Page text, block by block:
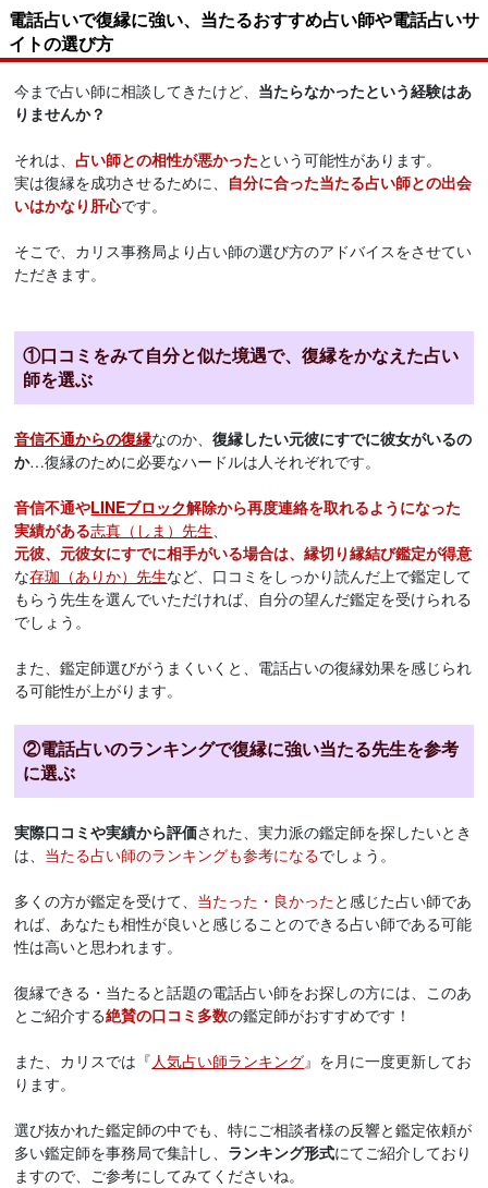
電話占いで復縁に強い、当たるおすすめ占い師や電話占いサ
イトの選び方
今まで占い師に相談してきたけど、 当たらなかったという経験はあ
りませんか？
それは、占い師との相性が悪かったという可能性があります。
実は復縁を成功させるために、 自分に合った当たる占い師との出会
いはかなり肝心です。
そこで、カリス事務局より占い師の選び方のアドバイスをさせてい
ただきます。
①口コミをみて自分と似た境遇で、復縁をかなえた占い
師を選ぶ
音信不通からの復縁なのか、復縁したい元彼にすでに彼女がいるの
か…復縁のために必要なハードルは人それぞれです。
音信不通やLINEブロック解除から再度連絡を取れるようになった
実績がある志真（しま）​先生、
元彼、元彼女にすでに相手がいる場合は、縁切り縁結び鑑定が得意
な存珈（ありか）先生など、口コミをしっかり読んだ上で鑑定して
もらう先生を選んでいただければ、自分の望んだ鑑定を受けられる
でしょう。
また、鑑定師選びがうまくいくと、電話占いの復縁効果を感じられ
る可能性が上がります。
②電話占いのランキングで復縁に強い当たる先生を参考
に選ぶ
実際口コミや実績から評価された、実力派の鑑定師を探したいとき
は、 当たる占い師のランキングも参考になるでしょう。
多くの方が鑑定を受けて、 当たった・良かったと感じた占い師であ
れば、あなたも相性が良いと感じることのできる占い師である可能
性は高いと思われます。
復縁できる・当たると話題の電話占い師をお探しの方には、このあ
とご紹介する絶賛の口コミ多数の鑑定師がおすすめです！
また、カリスでは『人気占い師ランキング』を月に一度更新してお
ります。
選び抜かれた鑑定師の中でも、特にご相談者様の反響と鑑定依頼が
多い鑑定師を事務局で集計し、 ランキング形式にてご紹介しており
ますので、ご参考にしてみてくださいね。